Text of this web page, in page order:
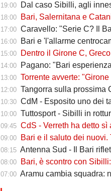
19:00 Dal caso Sibilli, agli innesti di
18:00 Bari, Salernitana e Catania: il trio delle
17:00 Caravello: "Serie C? Il
16:00 Bari e 'l'allarme centrocampo': ad
15:00 Dentro il Girone C, Greco (dg Picerno): "Siamo
14:00 Pagano: "Bari esperienza
13:00 Torrente avverte: "Girone
12:00 Tangorra sulla prossima C: "Bari,
10:30 CdM - Esposito uno dei talenti più
10:00 Tuttosport - Sibilli in rottura col
09:45 CdS - Verreth ha detto sì alla Dinamo
09:00 Bari e il saluto dei nuovi. Tribuzzi:
08:15 Antenna Sud - Il Bari
08:00 Bari, è scontro con
07:00 Aramu cambia squadra: